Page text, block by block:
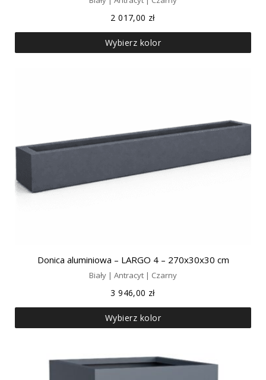
2 017,00 zł
Wybierz kolor
Donica aluminiowa – LARGO 4 – 270x30x30 cm
Biały | Antracyt | Czarny
3 946,00 zł
Wybierz kolor